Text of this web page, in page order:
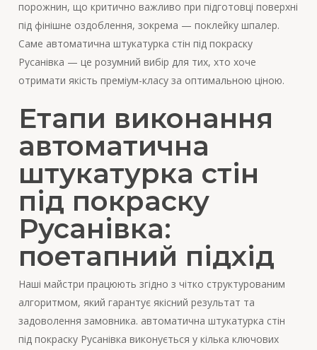
порожнин, що критично важливо при підготовці поверхні
під фінішне оздоблення, зокрема — поклейку шпалер.
Саме автоматична штукатурка стін під покраску
Русанівка — це розумний вибір для тих, хто хоче
отримати якість преміум-класу за оптимальною ціною.
Етапи виконання
автоматична
штукатурка стін
під покраску
Русанівка:
поетапний підхід
Наші майстри працюють згідно з чітко структурованим
алгоритмом, який гарантує якісний результат та
задоволення замовника. автоматична штукатурка стін
під покраску Русанівка виконується у кілька ключових